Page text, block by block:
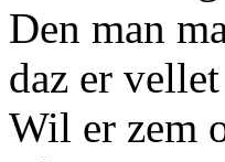
Den man
daz er
Wil er zem